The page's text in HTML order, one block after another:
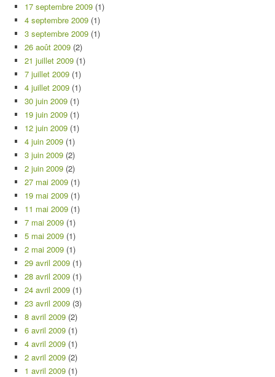
17 septembre 2009 (1)
4 septembre 2009 (1)
3 septembre 2009 (1)
26 août 2009 (2)
21 juillet 2009 (1)
7 juillet 2009 (1)
4 juillet 2009 (1)
30 juin 2009 (1)
19 juin 2009 (1)
12 juin 2009 (1)
4 juin 2009 (1)
3 juin 2009 (2)
2 juin 2009 (2)
27 mai 2009 (1)
19 mai 2009 (1)
11 mai 2009 (1)
7 mai 2009 (1)
5 mai 2009 (1)
2 mai 2009 (1)
29 avril 2009 (1)
28 avril 2009 (1)
24 avril 2009 (1)
23 avril 2009 (3)
8 avril 2009 (2)
6 avril 2009 (1)
4 avril 2009 (1)
2 avril 2009 (2)
1 avril 2009 (1)